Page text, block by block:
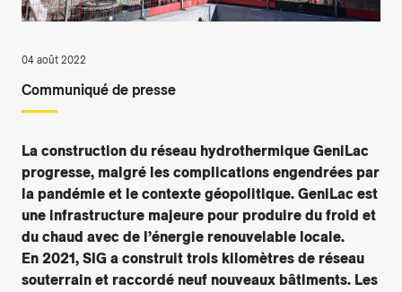
04 août 2022
Communiqué de presse
La construction du réseau hydrothermique GeniLac
progresse, malgré les complications engendrées par
la pandémie et le contexte géopolitique. GeniLac est
une infrastructure majeure pour produire du froid et
du chaud avec de l’énergie renouvelable locale.
En 2021, SIG a construit trois kilomètres de réseau
souterrain et raccordé neuf nouveaux bâtiments. Les